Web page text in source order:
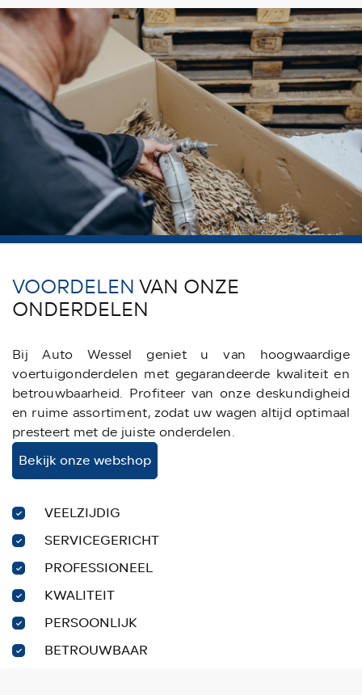
VOORDELENVAN ONZE
ONDERDELEN
Bij Auto Wessel geniet u van hoogwaardige
voertuigonderdelen met gegarandeerde kwaliteit en
betrouwbaarheid. Profiteer van onze deskundigheid
en ruime assortiment, zodat uw wagen altijd optimaal
presteert met de juiste onderdelen.
Bekijk onze webshop
VEELZIJDIG
SERVICEGERICHT
PROFESSIONEEL
KWALITEIT
PERSOONLIJK
BETROUWBAAR